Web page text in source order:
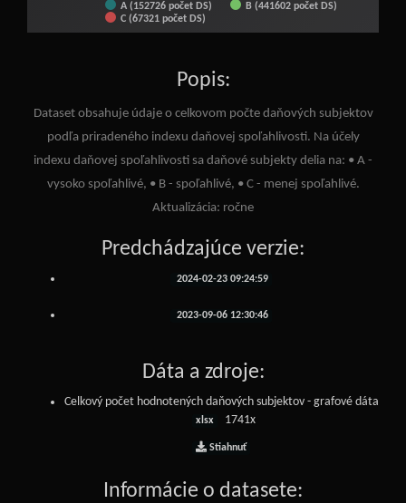
A (152726 počet DS)
B (441602 počet DS)
C (67321 počet DS)
Popis:
Dataset obsahuje údaje o celkovom počte daňových subjektov
podľa priradeného indexu daňovej spoľahlivosti. Na účely
indexu daňovej spoľahlivosti sa daňové subjekty delia na: • A -
vysoko spoľahlivé, • B - spoľahlivé, • C - menej spoľahlivé.
Aktualizácia: ročne
Predchádzajúce verzie:
2024-02-23 09:24:59
2023-09-06 12:30:46
Dáta a zdroje:
Celkový počet hodnotených daňových subjektov - grafové dáta
xlsx 1741x
Stiahnuť
Informácie o datasete: